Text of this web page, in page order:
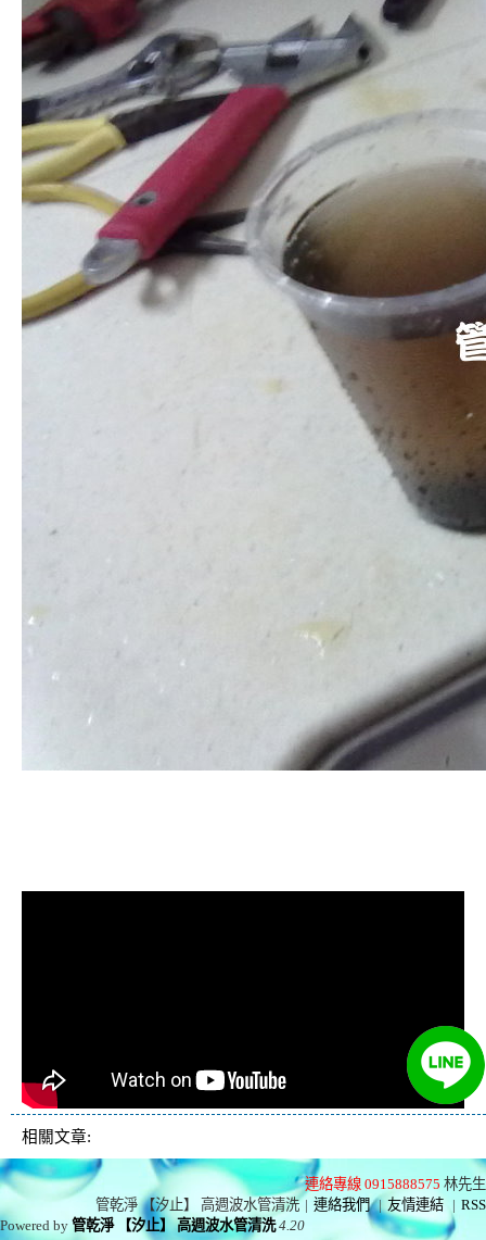
相關文章:
連絡專線 0915888575 林先生
管乾淨 【汐止】 高週波水管清洗 | 連絡我們 | 友情連結 | RSS
Powered by管乾淨 【汐止】 高週波水管清洗 4.20